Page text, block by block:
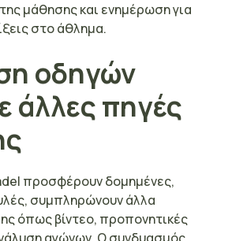
μάθησης και ενημέρωση για
στο άθλημα.
οδηγών
άλλες πηγές
προσφέρουν δομημένες,
συμπληρώνουν άλλα
όπως βίντεο, προπονητικές